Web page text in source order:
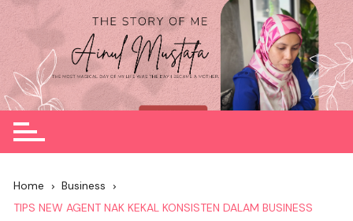
Skip
to
content
Home
Business
TIPS NEW AGENT NAK KEKAL KONSISTEN DALAM BUSINESS